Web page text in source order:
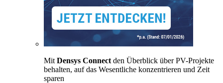
Mit Densys Connect den Überblick über PV-Projekte
behalten, auf das Wesentliche konzentrieren und Zeit
sparen